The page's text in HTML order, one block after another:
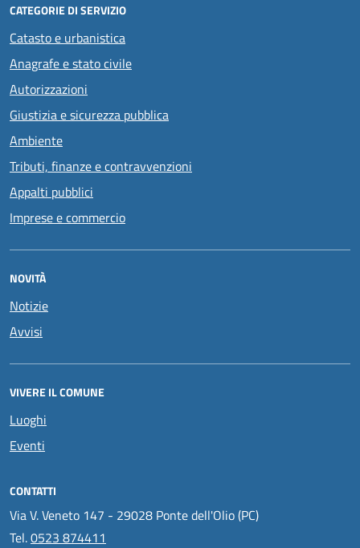
CATEGORIE DI SERVIZIO
Catasto e urbanistica
Anagrafe e stato civile
Autorizzazioni
Giustizia e sicurezza pubblica
Ambiente
Tributi, finanze e contravvenzioni
Appalti pubblici
Imprese e commercio
NOVITÀ
Notizie
Avvisi
VIVERE IL COMUNE
Luoghi
Eventi
CONTATTI
Via V. Veneto 147 - 29028 Ponte dell'Olio (PC)
Tel.0523 874411